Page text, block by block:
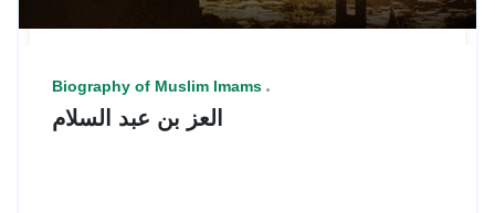
Biography of Muslim Imams
العز بن عبد السلام